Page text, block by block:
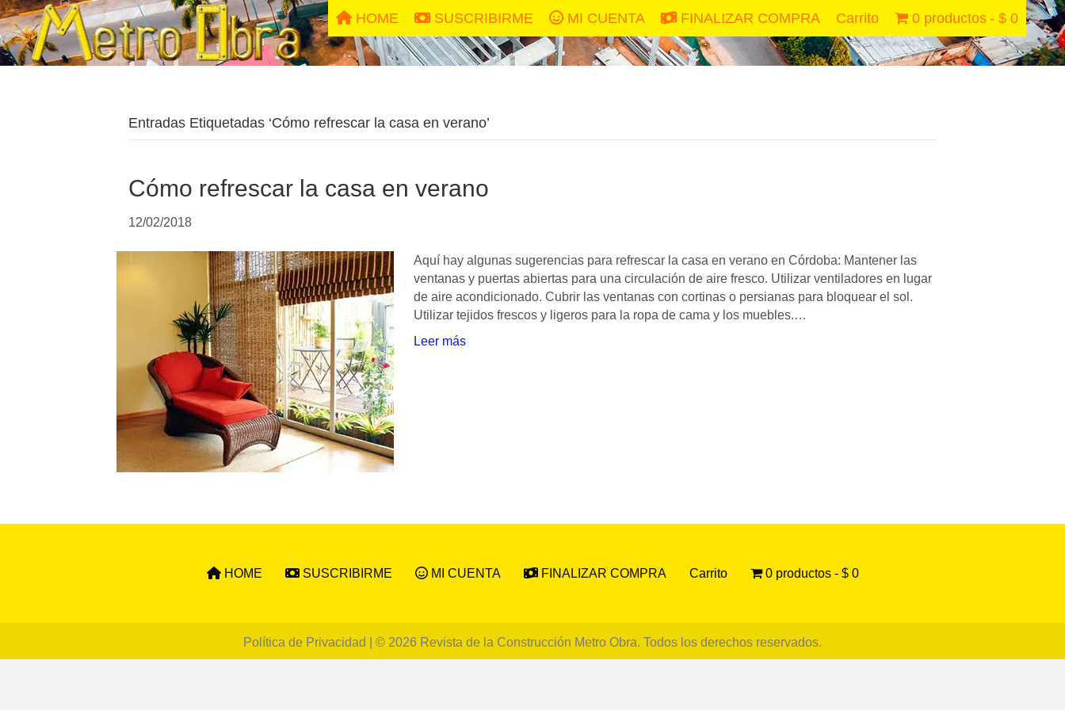
HOME SUSCRIBIRME MI CUENTA FINALIZAR COMPRA Carrito 0 productos $ 0
Entradas Etiquetadas ‘Cómo refrescar la casa en verano’
Cómo refrescar la casa en verano
12/02/2018
Aquí hay algunas sugerencias para refrescar la casa en verano en Córdoba: Mantener las
ventanas y puertas abiertas para una circulación de aire fresco. Utilizar ventiladores en lugar
de aire acondicionado. Cubrir las ventanas con cortinas o persianas para bloquear el sol.
Utilizar tejidos frescos y ligeros para la ropa de cama y los muebles.…
Leer más
HOME SUSCRIBIRME MI CUENTA FINALIZAR COMPRA Carrito 0 productos $ 0
Política de Privacidad | © 2026 Revista de la Construcción Metro Obra. Todos los derechos reservados.